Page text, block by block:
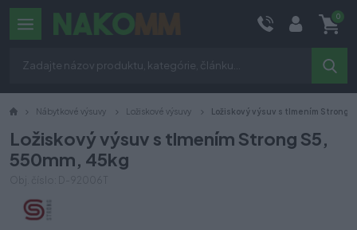
0
Nábytkové výsuvy Ložiskové výsuvy Ložiskový výsuv s tlmením Strong
Ložiskový výsuv s tlmením Strong S5,
550mm, 45kg